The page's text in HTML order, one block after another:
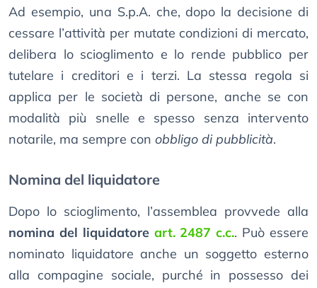
Ad esempio, una S.p.A. che, dopo la decisione di
cessare l’attività per mutate condizioni di mercato,
delibera lo scioglimento e lo rende pubblico per
tutelare i creditori e i terzi. La stessa regola si
applica per le società di persone, anche se con
modalità più snelle e spesso senza intervento
notarile, ma sempre con obbligo di pubblicità.
Nomina del liquidatore
Dopo lo scioglimento, l’assemblea provvede alla
nomina del liquidatore art. 2487 c.c.. Può essere
nominato liquidatore anche un soggetto esterno
alla compagine sociale, purché in possesso dei